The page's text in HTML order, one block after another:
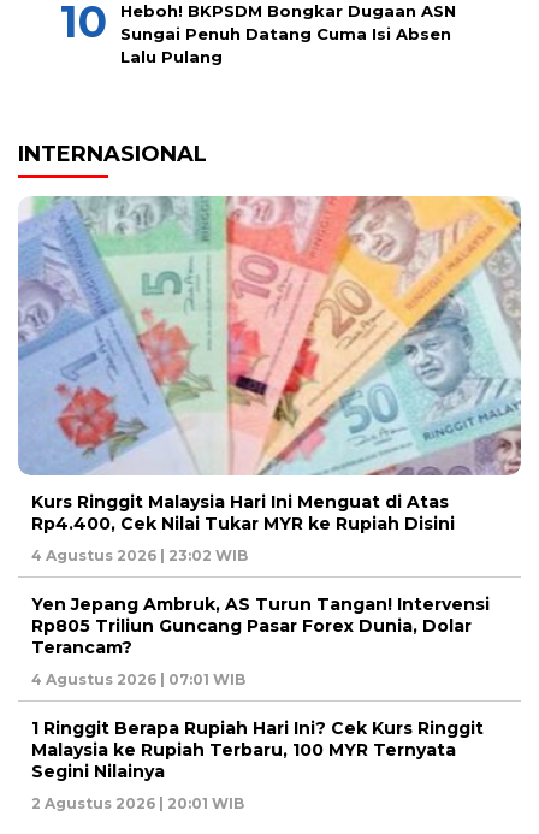
Heboh! BKPSDM Bongkar Dugaan ASN
Sungai Penuh Datang Cuma Isi Absen
Lalu Pulang
INTERNASIONAL
Kurs Ringgit Malaysia Hari Ini Menguat di Atas
Rp4.400, Cek Nilai Tukar MYR ke Rupiah Disini
4 Agustus 2026 | 23:02 WIB
Yen Jepang Ambruk, AS Turun Tangan! Intervensi
Rp805 Triliun Guncang Pasar Forex Dunia, Dolar
Terancam?
4 Agustus 2026 | 07:01 WIB
1 Ringgit Berapa Rupiah Hari Ini? Cek Kurs Ringgit
Malaysia ke Rupiah Terbaru, 100 MYR Ternyata
Segini Nilainya
2 Agustus 2026 | 20:01 WIB